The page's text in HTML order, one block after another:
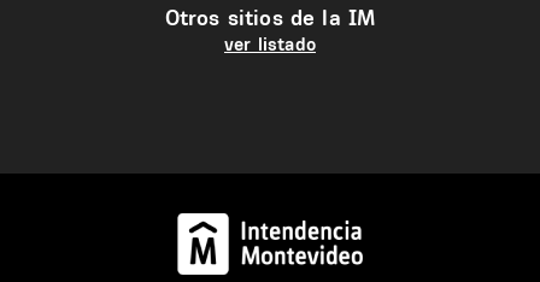
Otros sitios de la IM
ver listado